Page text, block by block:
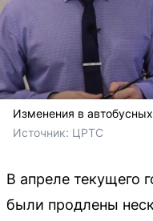
Изменения в
Источник: ЦРТС
В апреле текущего
были продлены